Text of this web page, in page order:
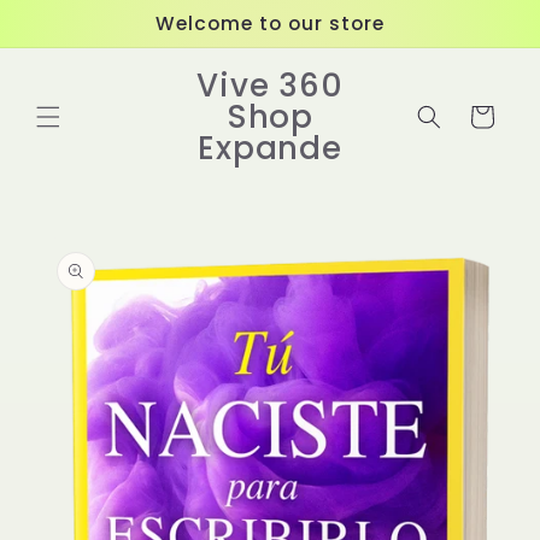
al contenido
Welcome to our store
Vive 360
Shop
Expande
Carrito
información
del producto